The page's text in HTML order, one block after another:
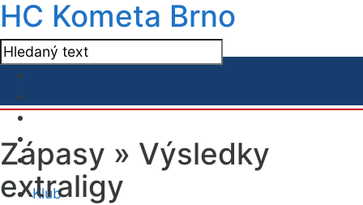
HC Kometa Brno
Klub
Zápasy » Výsledky
extraligy